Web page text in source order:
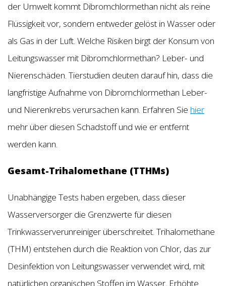
der Umwelt kommt Dibromchlormethan nicht als reine
Flüssigkeit vor, sondern entweder gelöst in Wasser oder
als Gas in der Luft. Welche Risiken birgt der Konsum von
Leitungswasser mit Dibromchlormethan? Leber- und
Nierenschäden. Tierstudien deuten darauf hin, dass die
langfristige Aufnahme von Dibromchlormethan Leber-
und Nierenkrebs verursachen kann. Erfahren Sie hier
mehr über diesen Schadstoff und wie er entfernt
werden kann.
Gesamt-Trihalomethane (TTHMs)
Unabhängige Tests haben ergeben, dass dieser
Wasserversorger die Grenzwerte für diesen
Trinkwasserverunreiniger überschreitet. Trihalomethane
(THM) entstehen durch die Reaktion von Chlor, das zur
Desinfektion von Leitungswasser verwendet wird, mit
natürlichen organischen Stoffen im Wasser. Erhöhte